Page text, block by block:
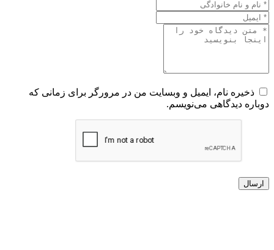
ذخیره نام، ایمیل و وبسایت من در مرورگر برای زمانی که
دوباره دیدگاهی می‌نویسم.
ارسال